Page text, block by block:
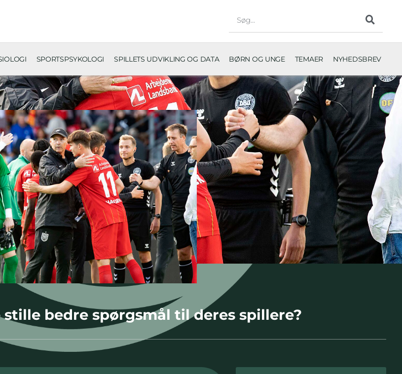
SPORTSPSYKOLOGI SPILLETS UDVIKLING OG DATA BØRN OG UNGE TEMAER NYHEDSBREV
bedre spørgsmål til deres spillere?